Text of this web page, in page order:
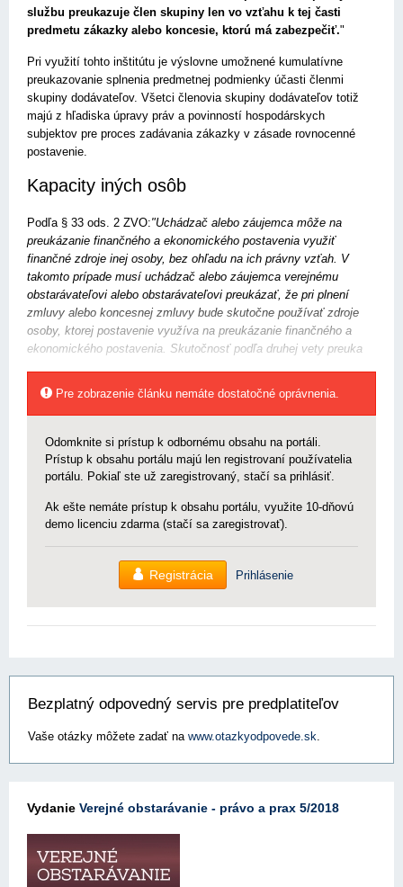
službu preukazuje člen skupiny len vo vzťahu k tej časti
predmetu zákazky alebo koncesie, ktorú má zabezpečiť."
Pri využití tohto inštitútu je výslovne umožnené kumulatívne
preukazovanie splnenia predmetnej podmienky účasti členmi
skupiny dodávateľov. Všetci členovia skupiny dodávateľov totiž
majú z hľadiska úpravy práv a povinností hospodárskych
subjektov pre proces zadávania zákazky v zásade rovnocenné
postavenie.
Kapacity iných osôb
Podľa § 33 ods. 2 ZVO:"Uchádzač alebo záujemca môže na
preukázanie finančného a ekonomického postavenia využiť
finančné zdroje inej osoby, bez ohľadu na ich právny vzťah. V
takomto prípade musí uchádzač alebo záujemca verejnému
obstarávateľovi alebo obstarávateľovi preukázať, že pri plnení
zmluvy alebo koncesnej zmluvy bude skutočne používať zdroje
osoby, ktorej postavenie využíva na preukázanie finančného a
ekonomického postavenia. Skutočnosť podľa druhej vety preuka
Pre zobrazenie článku nemáte dostatočné oprávnenia.
Odomknite si prístup k odbornému obsahu na portáli.
Prístup k obsahu portálu majú len registrovaní používatelia
portálu. Pokiaľ ste už zaregistrovaný, stačí sa prihlásiť.
Ak ešte nemáte prístup k obsahu portálu, využite 10-dňovú
demo licenciu zdarma (stačí sa zaregistrovať).
Registrácia Prihlásenie
Bezplatný odpovedný servis pre predplatiteľov
Vaše otázky môžete zadať na www.otazkyodpovede.sk.
Vydanie Verejné obstarávanie - právo a prax 5/2018